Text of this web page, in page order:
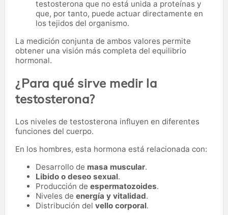
testosterona que no está unida a proteínas y
que, por tanto, puede actuar directamente en
los tejidos del organismo.
La medición conjunta de ambos valores permite
obtener una visión más completa del equilibrio
hormonal.
¿Para qué sirve medir la
testosterona?
Los niveles de testosterona influyen en diferentes
funciones del cuerpo.
En los hombres, esta hormona está relacionada con:
Desarrollo de masa muscular.
Libido o deseo sexual.
Producción de espermatozoides.
Niveles de energía y vitalidad.
Distribución del vello corporal.